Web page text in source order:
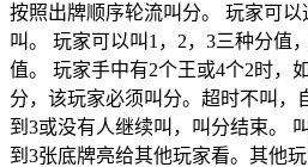
按照出牌顺序轮流叫分。 玩家可
叫。 玩家可以叫1，2，3三种分值
值。 玩家手中有2个王或4个2时，
分，该玩家必须叫分。超时不叫，
到3或没有人继续叫，叫分结束。
到3张底牌亮给其他玩家看。其他